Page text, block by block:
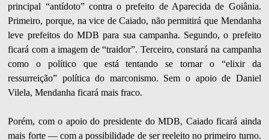
principal “antídoto” contra o prefeito de Aparecida de Goiânia.
Primeiro, porque, na vice de Caiado, não permitirá que Mendanha
leve prefeitos do MDB para sua campanha. Segundo, o prefeito
ficará com a imagem de “traidor”. Terceiro, constará na campanha
como o político que está tentando se tornar o “elixir da
ressurreição” política do marconismo. Sem o apoio de Daniel
Vilela, Mendanha ficará mais fraco.
Porém, com o apoio do presidente do MDB, Caiado ficará ainda
mais forte — com a possibilidade de ser reeleito no primeiro turno.